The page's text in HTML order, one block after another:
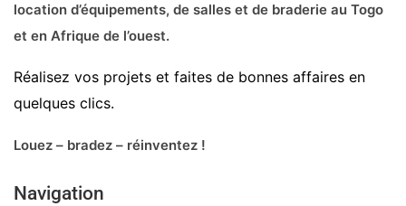
location d’équipements, de salles et de braderie au Togo
et en Afrique de l’ouest.
Réalisez vos projets et faites de bonnes affaires en
quelques clics.
Louez – bradez – réinventez !
Navigation